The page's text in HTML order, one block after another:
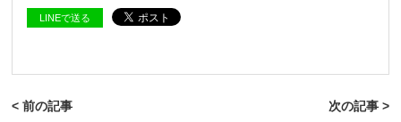
LINEで送る
< 前の記事 次の記事 >